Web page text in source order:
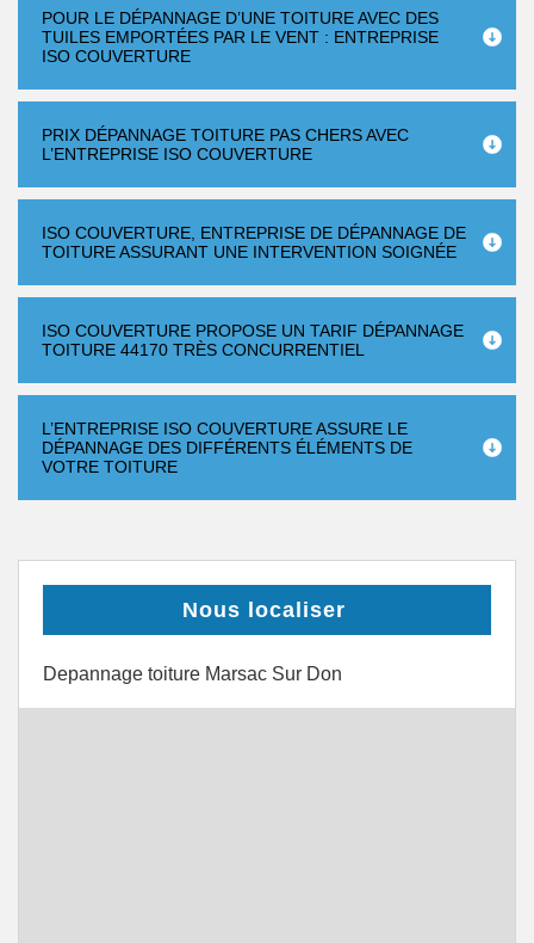
POUR LE DÉPANNAGE D’UNE TOITURE AVEC DES
TUILES EMPORTÉES PAR LE VENT : ENTREPRISE
ISO COUVERTURE
PRIX DÉPANNAGE TOITURE PAS CHERS AVEC
L’ENTREPRISE ISO COUVERTURE
ISO COUVERTURE, ENTREPRISE DE DÉPANNAGE DE
TOITURE ASSURANT UNE INTERVENTION SOIGNÉE
ISO COUVERTURE PROPOSE UN TARIF DÉPANNAGE
TOITURE 44170 TRÈS CONCURRENTIEL
L’ENTREPRISE ISO COUVERTURE ASSURE LE
DÉPANNAGE DES DIFFÉRENTS ÉLÉMENTS DE
VOTRE TOITURE
Nous localiser
Depannage toiture Marsac Sur Don